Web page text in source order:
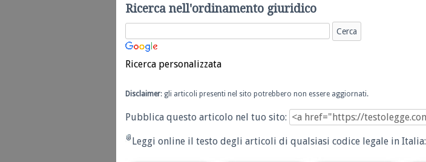
Ricerca nell'ordinamento giuridico
Ricerca personalizzata
Disclaimer: gli articoli presenti nel sito potrebbero non essere aggiornati.
Pubblica questo articolo nel tuo sito:
Leggi online il testo degli articoli di qualsiasi codice legale in Italia: